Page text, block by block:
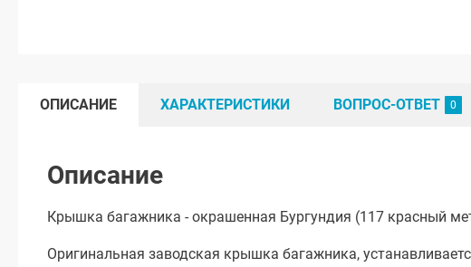
ОПИСАНИЕ ХАРАКТЕРИСТИКИ ВОПРОС-ОТВЕТ
Описание
Крышка багажника - окрашенная Бургундия (117 красный
Оригинальная заводская крышка багажника,